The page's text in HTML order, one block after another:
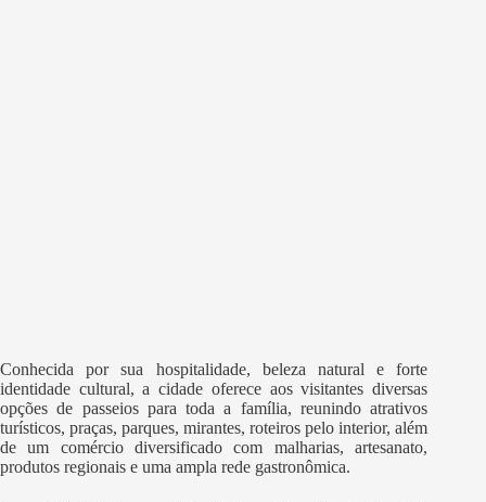
Conhecida por sua hospitalidade, beleza natural e forte
identidade cultural, a cidade oferece aos visitantes diversas
opções de passeios para toda a família, reunindo atrativos
turísticos, praças, parques, mirantes, roteiros pelo interior, além
de um comércio diversificado com malharias, artesanato,
produtos regionais e uma ampla rede gastronômica.